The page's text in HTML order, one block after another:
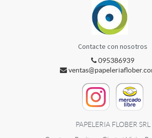
Contacte con nosotros
095386939
PAPELERIA FLOBER SRL